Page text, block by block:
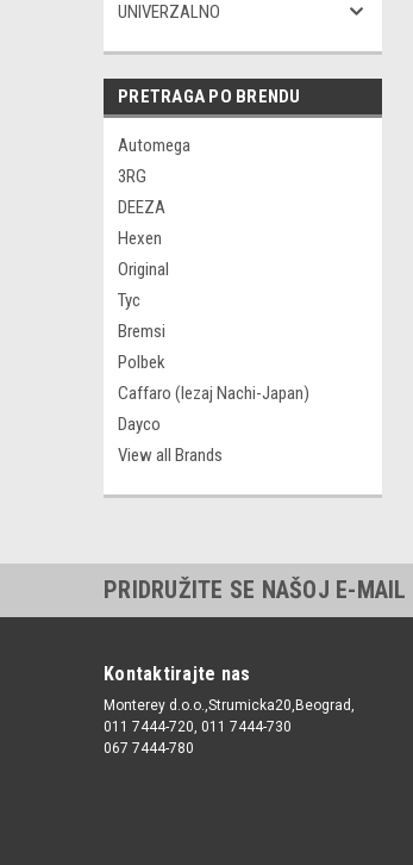
UNIVERZALNO
PRETRAGA PO BRENDU
Automega
3RG
DEEZA
Hexen
Original
Tyc
Bremsi
Polbek
Caffaro (lezaj Nachi-Japan)
Dayco
View all Brands
PRIDRUŽITE SE NAŠOJ E-
Kontaktirajte nas
Monterey d.o.o.,Strumicka20,Beograd,
011 7444-720, 011 7444-730
067 7444-780